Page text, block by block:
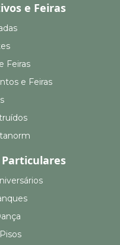
e Feiras
Feiras
e Feiras
Particulares